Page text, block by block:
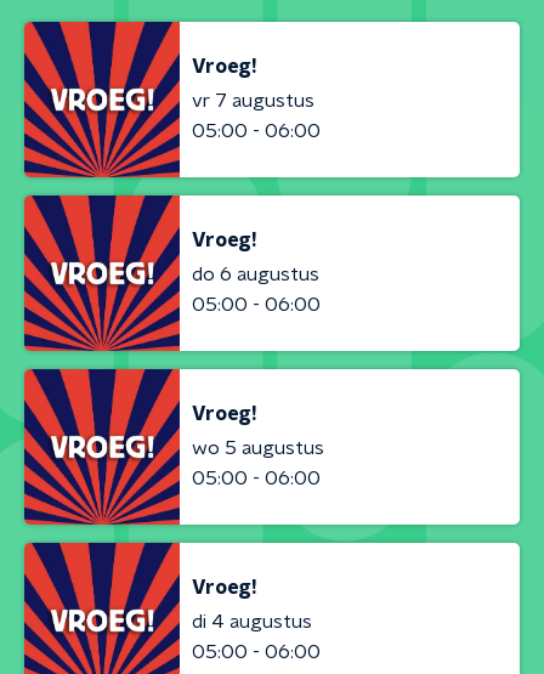
Vroeg!
vr 7 augustus
05:00 - 06:00
Vroeg!
do 6 augustus
05:00 - 06:00
Vroeg!
wo 5 augustus
05:00 - 06:00
Vroeg!
di 4 augustus
05:00 - 06:00